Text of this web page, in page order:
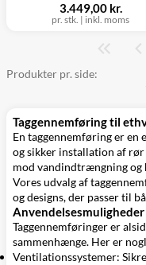
pr. stk. | inkl. moms
3.449,00 kr.
Produkter pr. side:
Taggennemføring til
En taggennemføring er
og sikker installation af rør
mod vandindtrængning
Vores udvalg af
og designs, der passer til
Taggennemføringer er
sammenhænge. Her er
Ventilationssystemer: